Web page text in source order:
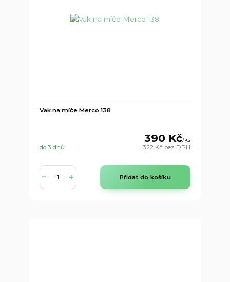
Vak na míče Merco 138
390 Kč/ks
322 Kč bez DPH
do 3 dnů
Přidat do košíku